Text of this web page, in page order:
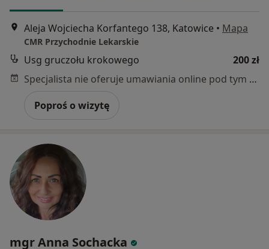
Aleja Wojciecha Korfantego 138, Katowice • Mapa
CMR Przychodnie Lekarskie
Usg gruczołu krokowego
200 zł
Specjalista nie oferuje umawiania online pod tym adresem.
Poproś o wizytę
mgr Anna Sochacka